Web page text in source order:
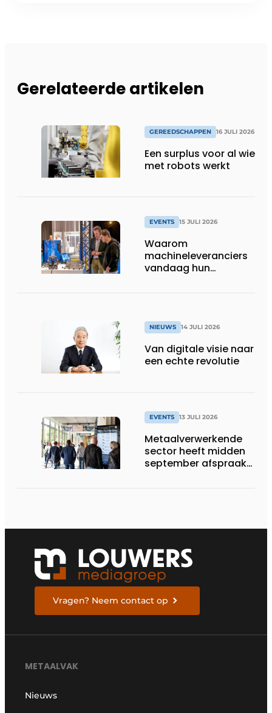
Gerelateerde artikelen
GEREEDSCHAPPEN 16 JULI 2026
Een surplus voor al wie
met robots werkt
EVENTS 15 JULI 2026
Waarom
machineleveranciers
vandaag hun
NIEUWS 14 JULI 2026
Van digitale visie naar
een echte revolutie
EVENTS 13 JULI 2026
Metaalverwerkende
sector heeft midden
september afspraak
Vragen? Neem contact op
METAALVAK
Nieuws